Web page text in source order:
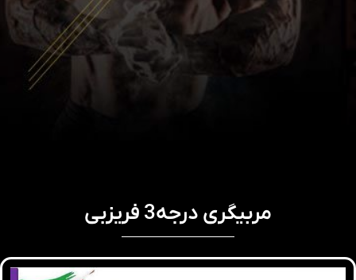
مربیگری درجه3 فریزبی